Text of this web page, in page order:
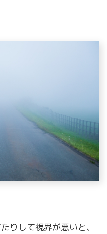
りして視界が悪いと、